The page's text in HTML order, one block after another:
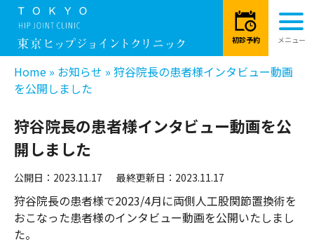
Home » お知らせ » 狩谷院長の患者様インタビュー動画
を公開しました
狩谷院長の患者様インタビュー動画を公
開しました
公開日：2023.11.17 最終更新日：2023.11.17
狩谷院長の患者様で2023/4月に両側人工股関節置換術を
おこなった患者様のインタビュー動画を公開いたしまし
た。